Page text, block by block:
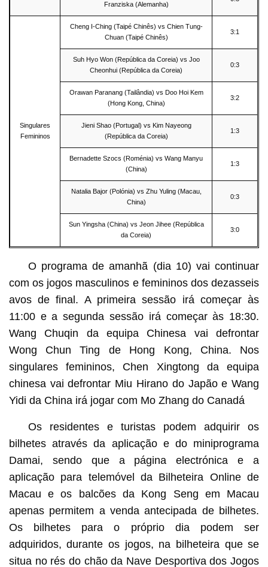
Franziska (Alemanha)
Singulares
Femininos
Cheng I-Ching (Taipé Chinês) vs Chien Tung-
Chuan (Taipé Chinês)
3:1
Suh Hyo Won (República da Coreia) vs Joo
Cheonhui (República da Coreia)
0:3
Orawan Paranang (Tailândia) vs Doo Hoi Kem
(Hong Kong, China)
3:2
Jieni Shao (Portugal) vs Kim Nayeong
(República da Coreia)
1:3
Bernadette Szocs (Roménia) vs Wang Manyu
(China)
1:3
Natalia Bajor (Polónia) vs Zhu Yuling (Macau,
China)
0:3
Sun Yingsha (China) vs Jeon Jihee (República
da Coreia)
3:0
O programa de amanhã (dia 10) vai continuar
com os jogos masculinos e femininos dos dezasseis
avos de final. A primeira sessão irá começar às
11:00 e a segunda sessão irá começar às 18:30.
Wang Chuqin da equipa Chinesa vai defrontar
Wong Chun Ting de Hong Kong, China. Nos
singulares femininos, Chen Xingtong da equipa
chinesa vai defrontar Miu Hirano do Japão e Wang
Yidi da China irá jogar com Mo Zhang do Canadá
Os residentes e turistas podem adquirir os
bilhetes através da aplicação e do miniprograma
Damai, sendo que a página electrónica e a
aplicação para telemóvel da Bilheteira Online de
Macau e os balcões da Kong Seng em Macau
apenas permitem a venda antecipada de bilhetes.
Os bilhetes para o próprio dia podem ser
adquiridos, durante os jogos, na bilheteira que se
situa no rés do chão da Nave Desportiva dos Jogos